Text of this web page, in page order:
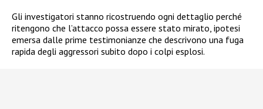
Gli investigatori stanno ricostruendo ogni dettaglio perché
ritengono che l’attacco possa essere stato mirato, ipotesi
emersa dalle prime testimonianze che descrivono una fuga
rapida degli aggressori subito dopo i colpi esplosi.